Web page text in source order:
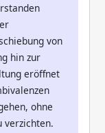
von
hin zur
eröffnet
ohne
verzichten.